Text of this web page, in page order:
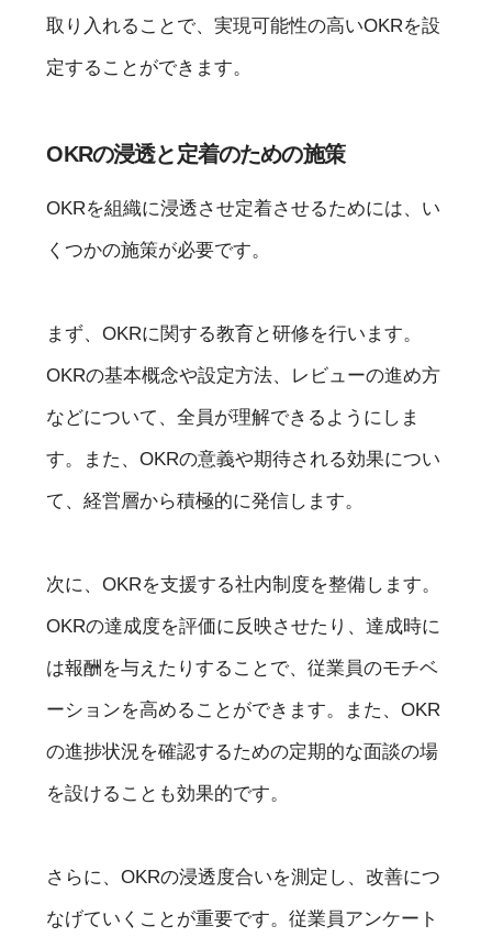
取り入れることで、実現可能性の高いOKRを設
定することができます。
OKRの浸透と定着のための施策
OKRを組織に浸透させ定着させるためには、い
くつかの施策が必要です。
まず、OKRに関する教育と研修を行います。
OKRの基本概念や設定方法、レビューの進め方
などについて、全員が理解できるようにしま
す。また、OKRの意義や期待される効果につい
て、経営層から積極的に発信します。
次に、OKRを支援する社内制度を整備します。
OKRの達成度を評価に反映させたり、達成時に
は報酬を与えたりすることで、従業員のモチベ
ーションを高めることができます。また、OKR
の進捗状況を確認するための定期的な面談の場
を設けることも効果的です。
さらに、OKRの浸透度合いを測定し、改善につ
なげていくことが重要です。従業員アンケート